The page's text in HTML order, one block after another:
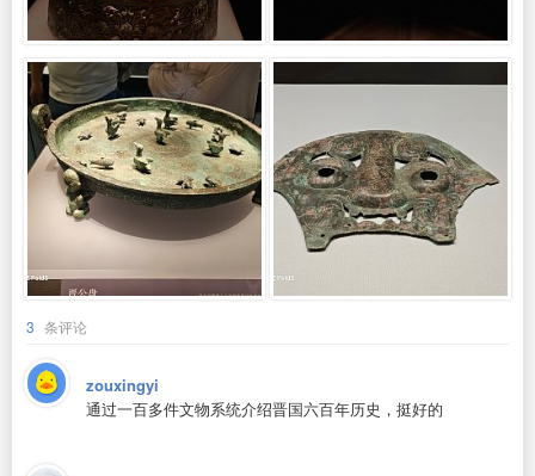
3 条评论
zouxingyi
通过一百多件文物系统介绍晋国六百年历史，挺好的